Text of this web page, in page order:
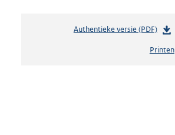
Authentieke versie (PDF)b
s
Printen